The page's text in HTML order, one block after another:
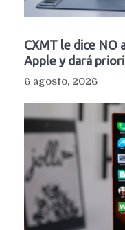
CXMT le dice NO
Apple y dará
6 agosto, 2026